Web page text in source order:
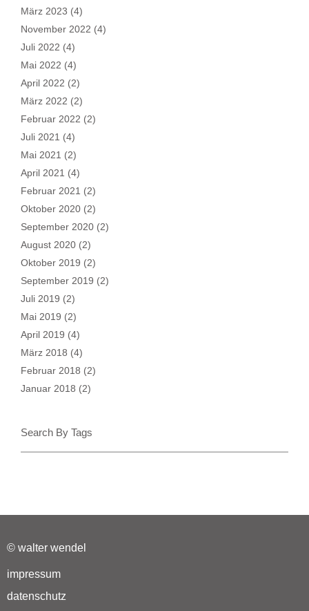
März 2023 (4)
November 2022 (4)
Juli 2022 (4)
Mai 2022 (4)
April 2022 (2)
März 2022 (2)
Februar 2022 (2)
Juli 2021 (4)
Mai 2021 (2)
April 2021 (4)
Februar 2021 (2)
Oktober 2020 (2)
September 2020 (2)
August 2020 (2)
Oktober 2019 (2)
September 2019 (2)
Juli 2019 (2)
Mai 2019 (2)
April 2019 (4)
März 2018 (4)
Februar 2018 (2)
Januar 2018 (2)
Search By Tags
© walter wendel
impressum
datenschutz